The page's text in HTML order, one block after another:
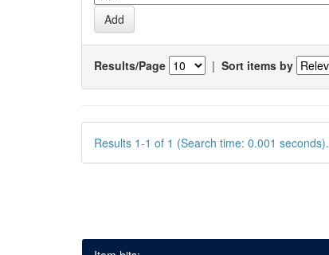
Results/Page | Sort items by
Results 1-1 of 1 (Search time: 0.001 seconds).